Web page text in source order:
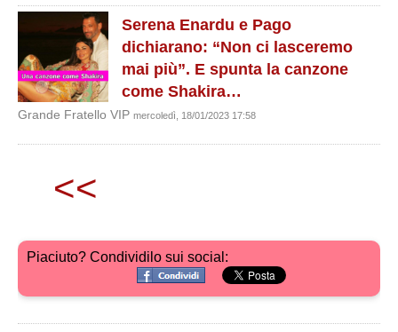
Serena Enardu e Pago
dichiarano: “Non ci lasceremo
mai più”. E spunta la canzone
come Shakira…
Grande Fratello VIP mercoledì, 18/01/2023 17:58
<<
Piaciuto? Condividilo sui social: